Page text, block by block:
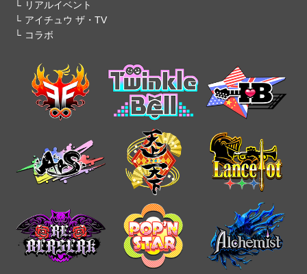
リアルイベント
アイチュウ ザ・TV
コラボ